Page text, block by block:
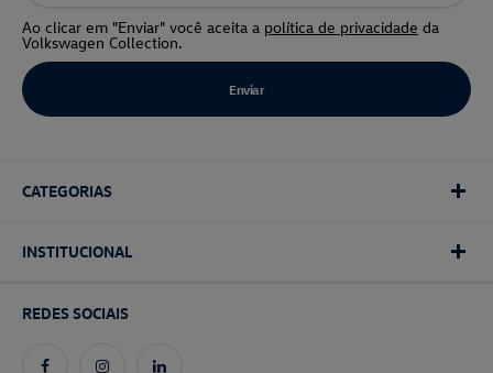
Ao clicar em "Enviar" você aceita a política de privacidade da
Volkswagen Collection.
CATEGORIAS
INSTITUCIONAL
REDES SOCIAIS